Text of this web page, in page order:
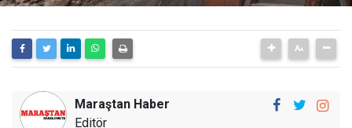
Maraştan Haber
Editör